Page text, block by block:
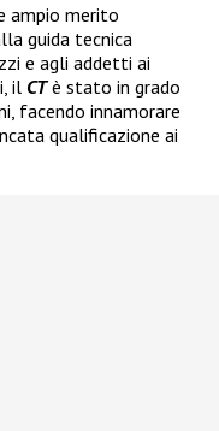
ampio merito
guida tecnica
e agli addetti ai
il CTè stato in grado
facendo innamorare
qualificazione ai